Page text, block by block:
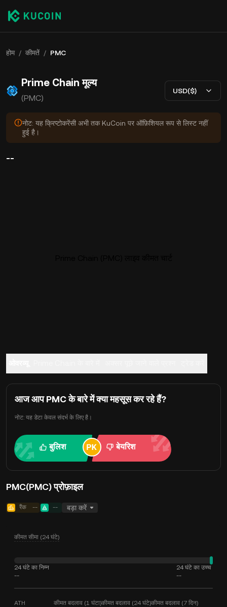
होम / कीमतें / PMC
Prime Chain मूल्य
(PMC)
USD($)
नोट: यह क्रिप्टोकरेंसी अभी तक KuCoin पर ऑफ़िशियल रूप से लिस्ट नहीं
हुई है।
--
आज आप PMC के बारे में क्या महसूस कर रहे हैं?
नोट: यह डेटा केवल संदर्भ के लिए है।
बुलिश बेयरिश
PMC(PMC) प्रोफ़ाइल
रैंक -- -- बड़ा करें
कीमत सीमा (24 घंटे)
24 घंटे का निम्न
--
24 घंटे का उच्च
--
ATH कीमत बदलाव (1 घंटा)कीमत बदलाव (24 घंटे)कीमत बदलाव (7 दिन)